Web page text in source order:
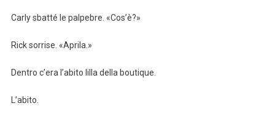
Carly sbatté le palpebre. «Cos’è?»
Rick sorrise. «Aprila.»
Dentro c’era l’abito lilla della boutique.
L’abito.